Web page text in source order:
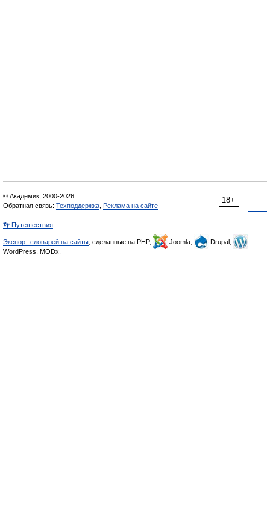
18+
© Академик, 2000-2026
Обратная связь: Техподдержка Реклама на сайте
👣 Путешествия
Экспорт словарей на сайты , сделанные на PHP, Joomla,
Drupal,
WordPress, MODx.